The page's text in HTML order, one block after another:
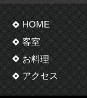
HOME
客室
お料理
アクセス